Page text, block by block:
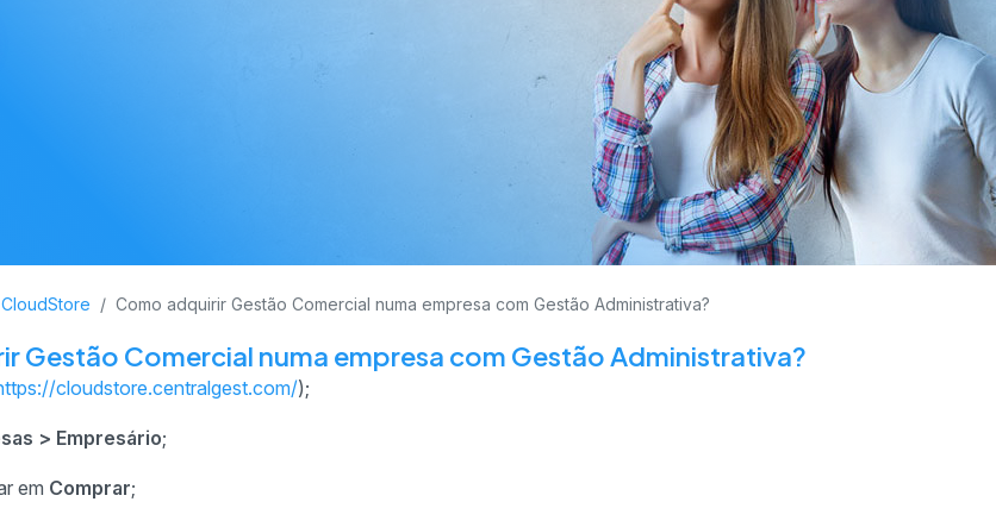
Como adquirir Gestão Comercial numa empresa com Gestão Administrativa?
Gestão Comercial numa empresa com Gestão Administrativa?
cloudstore.centralgest.com/);
> Empresário;
em Comprar;